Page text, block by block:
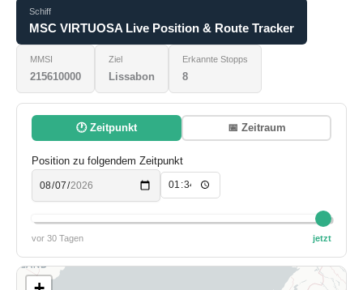
Schiff
MSC VIRTUOSA Live Position & Route Tracker
MMSI
215610000
Ziel
Lissabon
Erkannte Stopps
8
🕐 Zeitpunkt 📅 Zeitraum
Position zu folgendem Zeitpunkt
vor 30 Tagen jetzt